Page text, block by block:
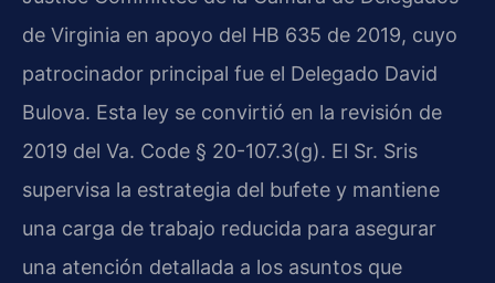
de Virginia en apoyo del HB 635 de 2019, cuyo
patrocinador principal fue el Delegado David
Bulova. Esta ley se convirtió en la revisión de
2019 del Va. Code § 20-107.3(g). El Sr. Sris
supervisa la estrategia del bufete y mantiene
una carga de trabajo reducida para asegurar
una atención detallada a los asuntos que